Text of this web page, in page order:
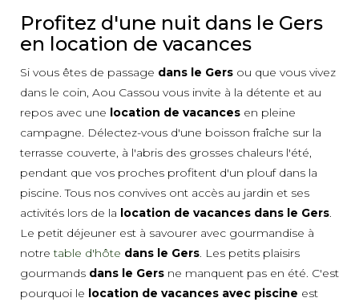
Profitez d'une nuit dans le Gers
en location de vacances
Si vous êtes de passage dans le Gers ou que vous vivez
dans le coin, Aou Cassou vous invite à la détente et au
repos avec une location de vacances en pleine
campagne. Délectez-vous d'une boisson fraîche sur la
terrasse couverte, à l'abris des grosses chaleurs l'été,
pendant que vos proches profitent d'un plouf dans la
piscine. Tous nos convives ont accès au jardin et ses
activités lors de la location de vacances dans le Gers.
Le petit déjeuner est à savourer avec gourmandise à
notretable d'hôte dans le Gers. Les petits plaisirs
gourmands dans le Gers ne manquent pas en été. C'est
pourquoi le location de vacances avec piscine est